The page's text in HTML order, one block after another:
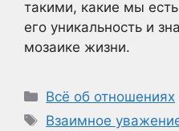
такими, какие мы
его уникальность и
мозаике жизни.
Рубрики
Всё об отношениях
Метки
Взаимное